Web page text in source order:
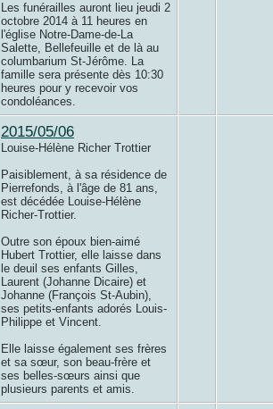
Les funérailles auront lieu jeudi 2
octobre 2014 à 11 heures en
l'église Notre-Dame-de-La
Salette, Bellefeuille et de là au
columbarium St-Jérôme. La
famille sera présente dès 10:30
heures pour y recevoir vos
condoléances.
2015/05/06
Louise-Hélène Richer Trottier
Paisiblement, à sa résidence de
Pierrefonds, à l'âge de 81 ans,
est décédée Louise-Hélène
Richer-Trottier.
Outre son époux bien-aimé
Hubert Trottier, elle laisse dans
le deuil ses enfants Gilles,
Laurent (Johanne Dicaire) et
Johanne (François St-Aubin),
ses petits-enfants adorés Louis-
Philippe et Vincent.
Elle laisse également ses frères
et sa sœur, son beau-frère et
ses belles-sœurs ainsi que
plusieurs parents et amis.